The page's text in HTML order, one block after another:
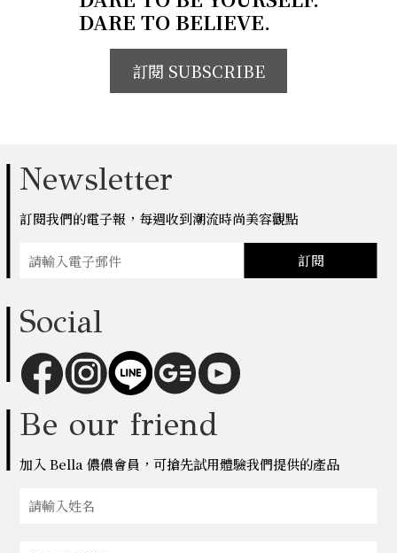
DARE TO BELIEVE.
訂閱 SUBSCRIBE
Newsletter
訂閱我們的電子報，每週收到潮流時尚美容觀點
訂閱
Social
Be our friend
加入 Bella 儂儂會員，可搶先試用體驗我們提供的產品